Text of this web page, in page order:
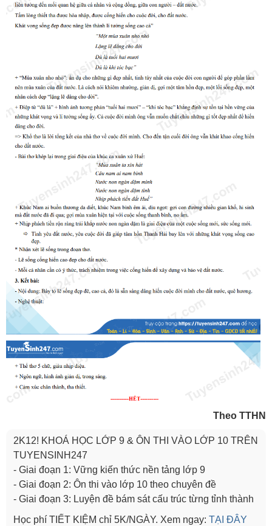
Theo TTHN
2K12! KHOÁ HỌC LỚP 9 & ÔN THI VÀO LỚP 10 TRÊN
TUYENSINH247
- Giai đoạn 1: Vững kiến thức nền tảng lớp 9
- Giai đoạn 2: Ôn thi vào lớp 10 theo chuyên đề
- Giai đoạn 3: Luyện đề bám sát cấu trúc từng tỉnh thành
Học phí TIẾT KIỆM chỉ 5K/NGÀY. Xem ngay: TẠI ĐÂY